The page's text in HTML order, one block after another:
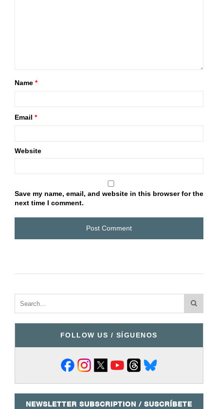
Name *
Email *
Website
Save my name, email, and website in this browser for the
next time I comment.
FOLLOW US / SÍGUENOS
NEWSLETTER SUBSCRIPTION / SUSCRÍBETE